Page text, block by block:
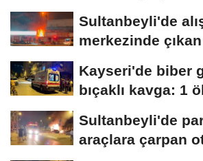
Sultanbeyli'de
merkezinde
Kayseri'de biber
bıçaklı kavga: 1
Sultanbeyli'de
araçlara çarpan